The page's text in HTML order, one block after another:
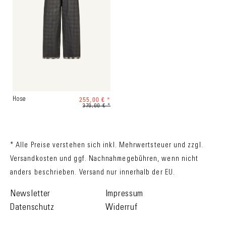
Hose 255,00 € *
370,00 € *
* Alle Preise verstehen sich inkl. Mehrwertsteuer und zzgl.
Versandkosten und ggf. Nachnahmegebühren, wenn nicht
anders beschrieben. Versand nur innerhalb der EU.
Newsletter
Impressum
Datenschutz
Widerruf